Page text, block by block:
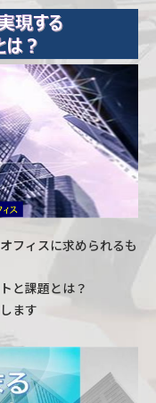
フィスに求められるも
と課題とは？
ます